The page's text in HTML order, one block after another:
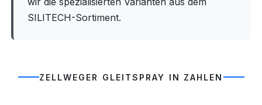
SILITECH-Sortiment.
ZELLWEGER GLEITSPRAY IN ZAHLEN